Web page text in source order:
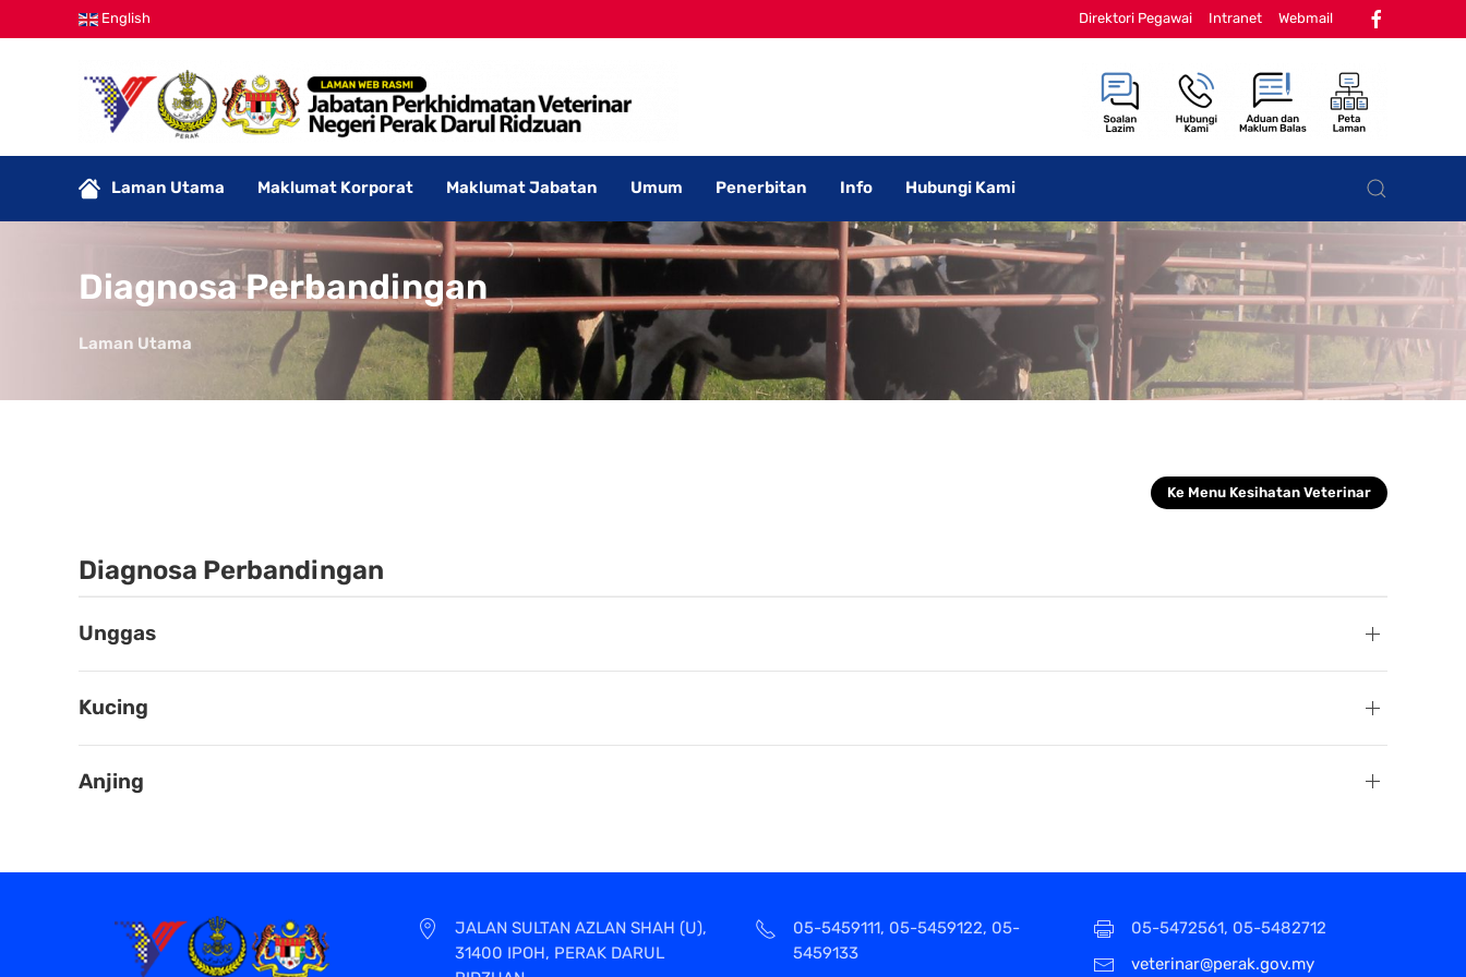
English Direktori Pegawai Intranet Webmail
Laman Utama Maklumat Korporat Maklumat Jabatan Umum Penerbitan Info Hubungi Kami
Diagnosa Perbandingan
Laman Utama
Ke Menu Kesihatan Veterinar
Diagnosa Perbandingan
Unggas
Kucing
Anjing
JALAN SULTAN AZLAN SHAH (U),
31400 IPOH, PERAK DARUL
05-5459111, 05-5459122, 05-
5459133
05-5472561, 05-5482712
veterinar@perak.gov.my